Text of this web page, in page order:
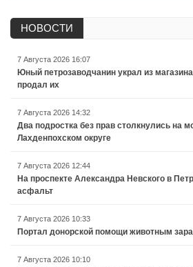
НОВОСТИ
7 Августа 2026 16:07
Юный петрозаводчанин украл из
продал их
7 Августа 2026 14:32
Два подростка без прав столкнулись на
Лахденпохском округе
7 Августа 2026 12:44
На проспекте Александра Невского в
асфальт
7 Августа 2026 10:33
Портал донорской помощи животным
7 Августа 2026 10:10